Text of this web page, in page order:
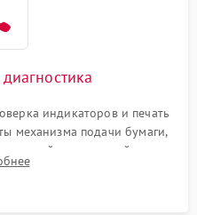
индикаторов и печать
механизма подачи бумаги,
замятий и первичный анализ
фон, пробелы).